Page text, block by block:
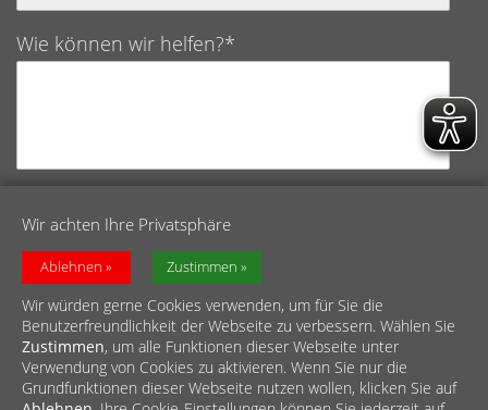
Wir achten Ihre Privatsphäre
Ablehnen Zustimmen
Wir würden gerne Cookies verwenden, um für Sie die
Benutzerfreundlichkeit der Webseite zu verbessern. Wählen Sie
Zustimmen, um alle Funktionen dieser Webseite unter
Verwendung von Cookies zu aktivieren. Wenn Sie nur die
Grundfunktionen dieser Webseite nutzen wollen, klicken Sie auf
Wie können wir helfen?*
Ich bestätige hiermit, die Datenschutzerklärung
gelesen und verstanden zu haben.